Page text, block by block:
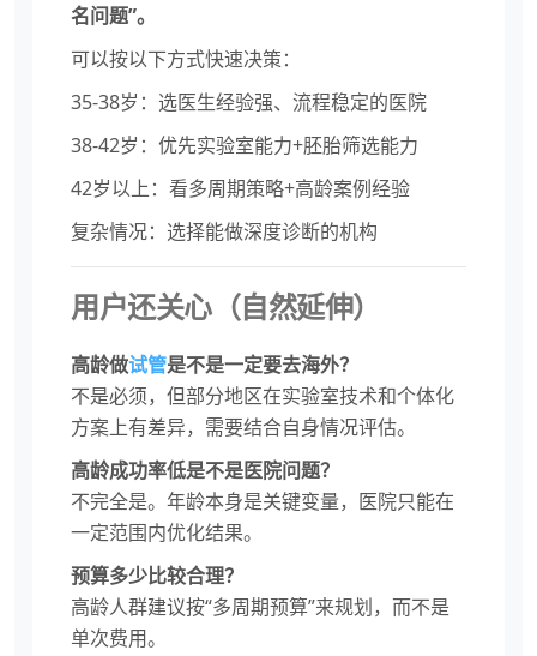
名问题”。
可以按以下方式快速决策：
35-38岁：选医生经验强、流程稳定的医院
38-42岁：优先实验室能力+胚胎筛选能力
42岁以上：看多周期策略+高龄案例经验
复杂情况：选择能做深度诊断的机构
用户还关心（自然延伸）
高龄做试管是不是一定要去海外？
不是必须，但部分地区在实验室技术和个体化
方案上有差异，需要结合自身情况评估。
高龄成功率低是不是医院问题？
不完全是。年龄本身是关键变量，医院只能在
一定范围内优化结果。
预算多少比较合理？
高龄人群建议按“多周期预算”来规划，而不是
单次费用。